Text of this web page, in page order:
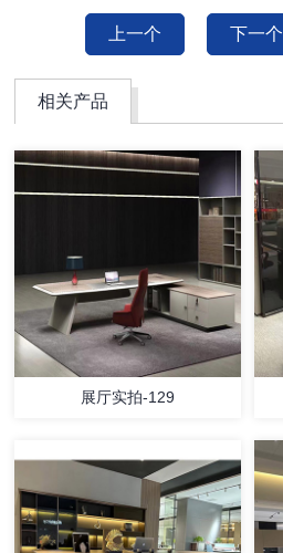
上一个 下一个
相关产品
展厅实拍-129